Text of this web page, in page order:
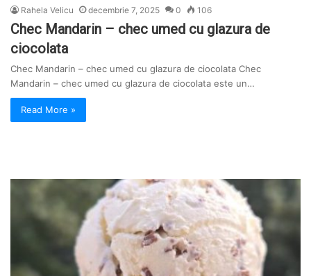
Rahela Velicu decembrie 7, 2025 0 106
Chec Mandarin – chec umed cu glazura de
ciocolata
Chec Mandarin – chec umed cu glazura de ciocolata Chec
Mandarin – chec umed cu glazura de ciocolata este un…
Read More »